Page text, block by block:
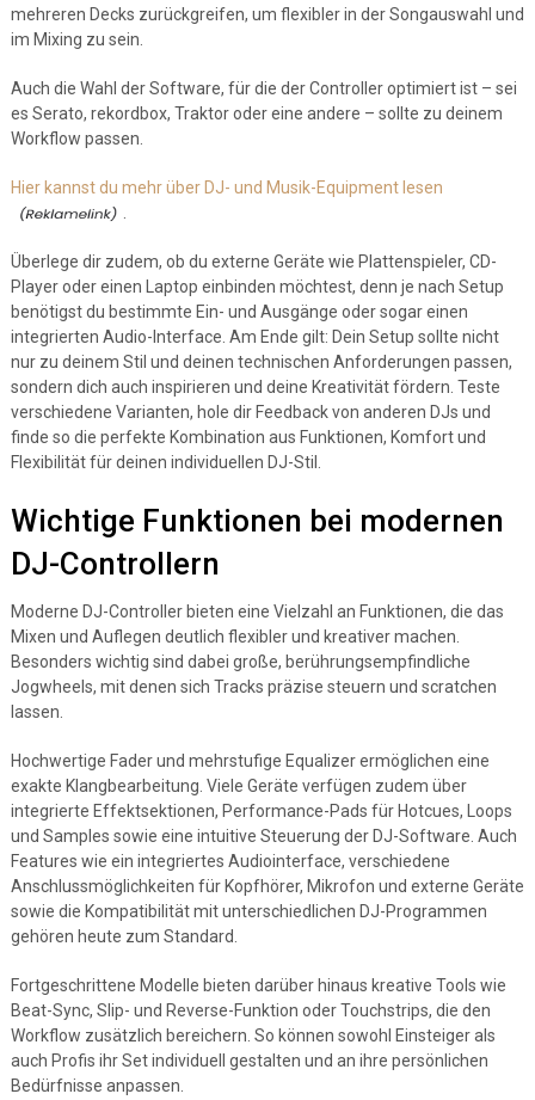
mehreren Decks zurückgreifen, um flexibler in der Songauswahl und
im Mixing zu sein.
Auch die Wahl der Software, für die der Controller optimiert ist – sei
es Serato, rekordbox, Traktor oder eine andere – sollte zu deinem
Workflow passen.
Hier kannst du mehr über DJ- und Musik-Equipment lesen
Überlege dir zudem, ob du externe Geräte wie Plattenspieler, CD-
Player oder einen Laptop einbinden möchtest, denn je nach Setup
benötigst du bestimmte Ein- und Ausgänge oder sogar einen
integrierten Audio-Interface. Am Ende gilt: Dein Setup sollte nicht
nur zu deinem Stil und deinen technischen Anforderungen passen,
sondern dich auch inspirieren und deine Kreativität fördern. Teste
verschiedene Varianten, hole dir Feedback von anderen DJs und
finde so die perfekte Kombination aus Funktionen, Komfort und
Flexibilität für deinen individuellen DJ-Stil.
Wichtige Funktionen bei modernen
DJ-Controllern
Moderne DJ-Controller bieten eine Vielzahl an Funktionen, die das
Mixen und Auflegen deutlich flexibler und kreativer machen.
Besonders wichtig sind dabei große, berührungsempfindliche
Jogwheels, mit denen sich Tracks präzise steuern und scratchen
lassen.
Hochwertige Fader und mehrstufige Equalizer ermöglichen eine
exakte Klangbearbeitung. Viele Geräte verfügen zudem über
integrierte Effektsektionen, Performance-Pads für Hotcues, Loops
und Samples sowie eine intuitive Steuerung der DJ-Software. Auch
Features wie ein integriertes Audiointerface, verschiedene
Anschlussmöglichkeiten für Kopfhörer, Mikrofon und externe Geräte
sowie die Kompatibilität mit unterschiedlichen DJ-Programmen
gehören heute zum Standard.
Fortgeschrittene Modelle bieten darüber hinaus kreative Tools wie
Beat-Sync, Slip- und Reverse-Funktion oder Touchstrips, die den
Workflow zusätzlich bereichern. So können sowohl Einsteiger als
auch Profis ihr Set individuell gestalten und an ihre persönlichen
Bedürfnisse anpassen.